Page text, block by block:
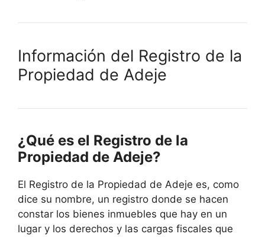
Información del Registro de la
Propiedad de Adeje
¿Qué es el Registro de la
Propiedad de Adeje?
El Registro de la Propiedad de Adeje es, como
dice su nombre, un registro donde se hacen
constar los bienes inmuebles que hay en un
lugar y los derechos y las cargas fiscales que